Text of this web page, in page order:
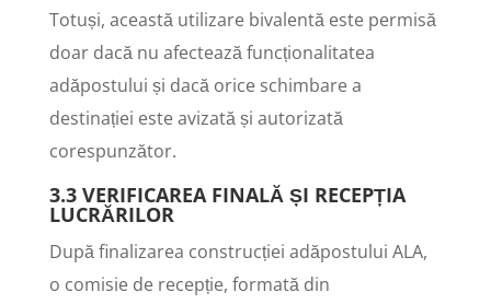
Totuși, această utilizare bivalentă este permisă
doar dacă nu afectează funcționalitatea
adăpostului și dacă orice schimbare a
destinației este avizată și autorizată
corespunzător.
3.3 VERIFICAREA FINALĂ ȘI RECEPȚIA
LUCRĂRILOR
După finalizarea construcției adăpostului ALA,
o comisie de recepție, formată din